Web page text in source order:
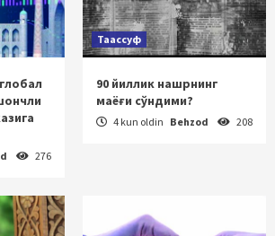
276
Таассуф
90 йиллик нашрнинг
маёғи сўндими?
4 kun oldin Behzod 208